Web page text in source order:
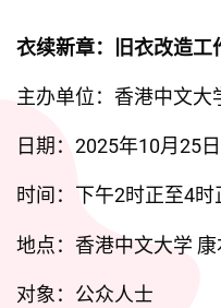
衣续新章：旧衣改造工
主办单位：香港中文
日期：2025年10月25日
时间：下午2时正至4时
地点：香港中文大学
对象：公众人士